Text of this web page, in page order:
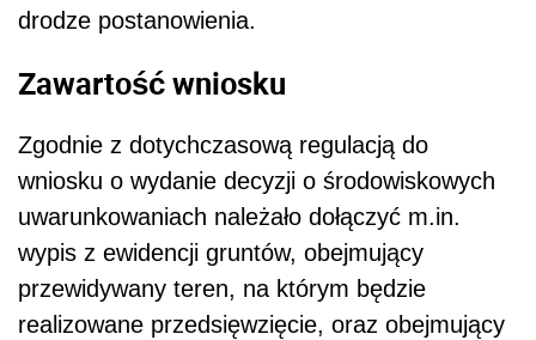
drodze postanowienia.
Zawartość wniosku
Zgodnie z dotychczasową regulacją do
wniosku o wydanie decyzji o środowiskowych
uwarunkowaniach należało dołączyć m.in.
wypis z ewidencji gruntów, obejmujący
przewidywany teren, na którym będzie
realizowane przedsięwzięcie, oraz obejmujący